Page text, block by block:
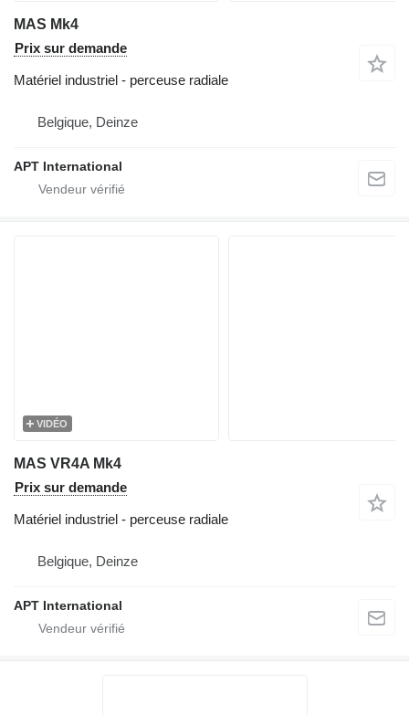
MAS Mk4
Prix sur demande
Matériel industriel - perceuse radiale
Belgique, Deinze
APT International
VIDÉO
MAS VR4A Mk4
Prix sur demande
Matériel industriel - perceuse radiale
Belgique, Deinze
APT International